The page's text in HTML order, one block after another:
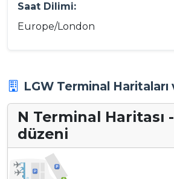
Saat Dilimi:
Europe/London
LGW Terminal Haritaları
N Terminal Haritası
düzeni